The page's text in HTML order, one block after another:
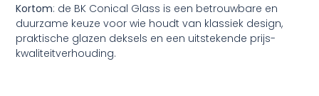
Kortom: de BK Conical Glass is een betrouwbare en
duurzame keuze voor wie houdt van klassiek design,
praktische glazen deksels en een uitstekende prijs-
kwaliteitverhouding.